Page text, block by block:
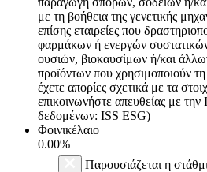
με τη βοήθεια της γενετικής
επίσης εταιρείες που
φαρμάκων ή ενεργών
ουσιών, βιοκαυσίμων ή/και
προϊόντων που χρησιμοποιούν
έχετε απορίες σχετικά με τα
επικοινωνήστε απευθείας με
δεδομένων: ISS ESG)
Φοινικέλαιο
0.00%
Παρουσιάζεται η